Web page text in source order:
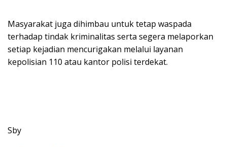
Masyarakat juga dihimbau untuk tetap waspada
terhadap tindak kriminalitas serta segera melaporkan
setiap kejadian mencurigakan melalui layanan
kepolisian 110 atau kantor polisi terdekat.
Sby